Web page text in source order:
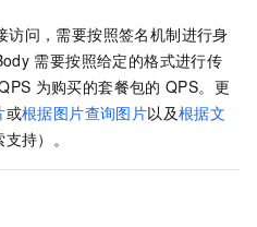
访问，需要按照签名机制进行身
需要按照给定的格式进行传
为购买的套餐包的 QPS。更
或根据图片查询图片以及根据文
持） 。